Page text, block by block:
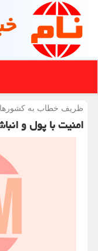
ظریف خطاب به
امنیت با پول و